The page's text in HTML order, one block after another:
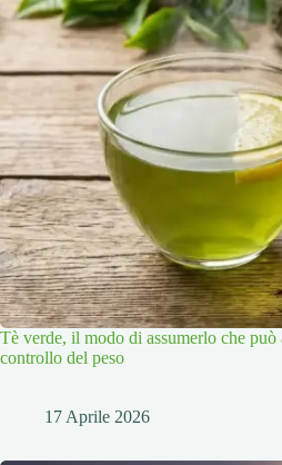
Tè verde, il modo di assumerlo che può
controllo del peso
17 Aprile 2026